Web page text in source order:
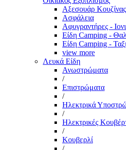
Αξεσουάρ Κουζίνας
Ασφάλεια
Αφυγραντήρες -
Είδη Camping -
Είδη Camping -
view more
Λευκά Είδη
Ανωστρώματα
/
Επιστρώματα
/
Ηλεκτρικά
/
Ηλεκτρικές
/
Κουβερλί
/